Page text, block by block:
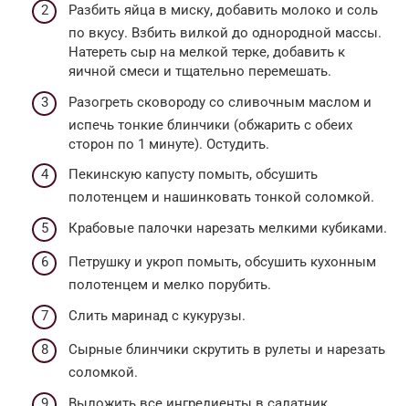
Разбить яйца в миску, добавить молоко и соль
по вкусу. Взбить вилкой до однородной массы.
Натереть сыр на мелкой терке, добавить к
яичной смеси и тщательно перемешать.
Разогреть сковороду со сливочным маслом и
испечь тонкие блинчики (обжарить с обеих
сторон по 1 минуте). Остудить.
Пекинскую капусту помыть, обсушить
полотенцем и нашинковать тонкой соломкой.
Крабовые палочки нарезать мелкими кубиками.
Петрушку и укроп помыть, обсушить кухонным
полотенцем и мелко порубить.
Слить маринад с кукурузы.
Сырные блинчики скрутить в рулеты и нарезать
соломкой.